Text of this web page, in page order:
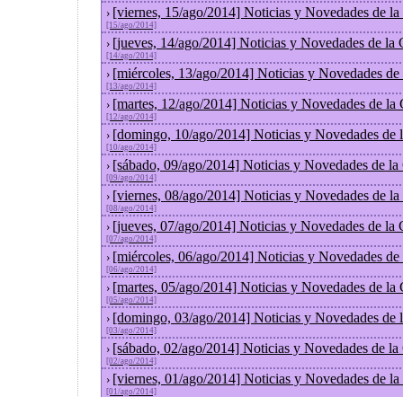
› [viernes, 15/ago/2014] Noticias y Novedades de
[15/ago/2014]
› [jueves, 14/ago/2014] Noticias y Novedades de la
[14/ago/2014]
› [miércoles, 13/ago/2014] Noticias y Novedades
[13/ago/2014]
› [martes, 12/ago/2014] Noticias y Novedades de la
[12/ago/2014]
› [domingo, 10/ago/2014] Noticias y Novedades de
[10/ago/2014]
› [sábado, 09/ago/2014] Noticias y Novedades de
[09/ago/2014]
› [viernes, 08/ago/2014] Noticias y Novedades de
[08/ago/2014]
› [jueves, 07/ago/2014] Noticias y Novedades de la
[07/ago/2014]
› [miércoles, 06/ago/2014] Noticias y Novedades
[06/ago/2014]
› [martes, 05/ago/2014] Noticias y Novedades de la
[05/ago/2014]
› [domingo, 03/ago/2014] Noticias y Novedades de
[03/ago/2014]
› [sábado, 02/ago/2014] Noticias y Novedades de
[02/ago/2014]
› [viernes, 01/ago/2014] Noticias y Novedades de
[01/ago/2014]